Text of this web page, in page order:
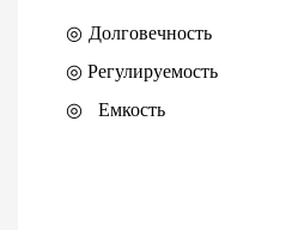
◎ Долговечность
◎ Регулируемость
◎
Емкость